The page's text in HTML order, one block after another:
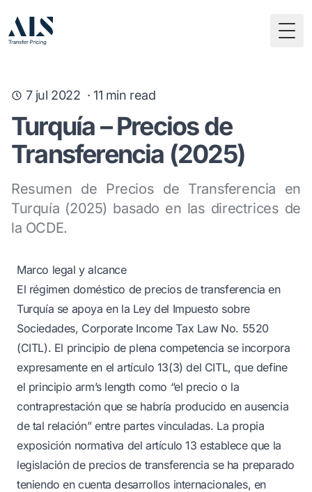
7 jul 2022 ·11 min read
Turquía – Precios de
Transferencia (2025)
Resumen de Precios de Transferencia en
Turquía (2025) basado en las directrices de
la OCDE.
Marco legal y alcance
El régimen doméstico de precios de transferencia en
Turquía se apoya en la Ley del Impuesto sobre
Sociedades, Corporate Income Tax Law No. 5520
(CITL). El principio de plena competencia se incorpora
expresamente en el artículo 13(3) del CITL, que define
el principio arm’s length como “el precio o la
contraprestación que se habría producido en ausencia
de tal relación” entre partes vinculadas. La propia
exposición normativa del artículo 13 establece que la
legislación de precios de transferencia se ha preparado
teniendo en cuenta desarrollos internacionales, en